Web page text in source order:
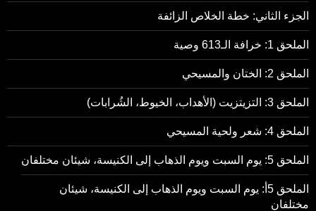
الجزء الثاني: خطة الخلاص الزائفة
الملحق 1: خرافة الـ613 وصية
الملحق 2: الختان والمسيحي
الملحق 3: التزيتزيت (الأهداب، الخيوط، الشُرابات)
الملحق 4: شعر ولحية المسيحي
الملحق 5: يوم السبت ويوم الذهاب إلى الكنيسة، شيئان مختلفان
الملحق 5أ: يوم السبت ويوم الذهاب إلى الكنيسة، شيئان
مختلفان